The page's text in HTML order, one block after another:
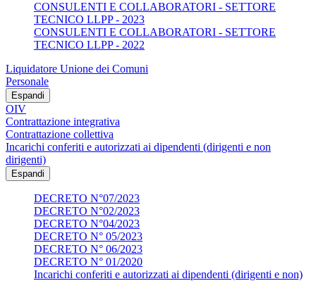
CONSULENTI E COLLABORATORI - SETTORE
TECNICO LLPP - 2023
CONSULENTI E COLLABORATORI - SETTORE
TECNICO LLPP - 2022
Liquidatore Unione dei Comuni
Personale
Espandi
OIV
Contrattazione integrativa
Contrattazione collettiva
Incarichi conferiti e autorizzati ai dipendenti (dirigenti e non
dirigenti)
Espandi
DECRETO N°07/2023
DECRETO N°02/2023
DECRETO N°04/2023
DECRETO N° 05/2023
DECRETO N° 06/2023
DECRETO N° 01/2020
Incarichi conferiti e autorizzati ai dipendenti (dirigenti e non)